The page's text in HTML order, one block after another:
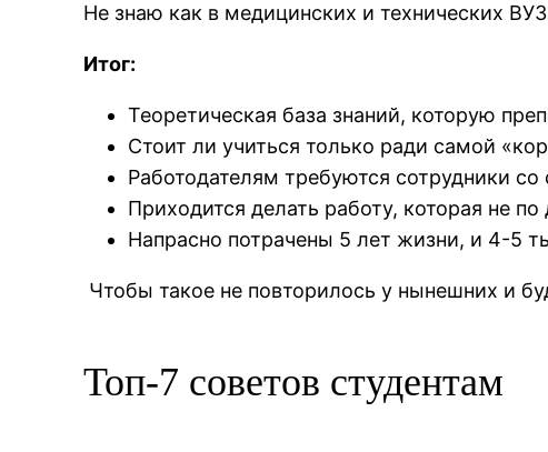
Не знаю как в медицинских и технических
Итог:
Теоретическая база знаний, которую
Стоит ли учиться только ради самой
Работодателям требуются сотрудники
Приходится делать работу, которая не по
Напрасно потрачены 5 лет жизни, и 4-5
Чтобы такое не повторилось у нынешних и
Топ-7 советов студентам